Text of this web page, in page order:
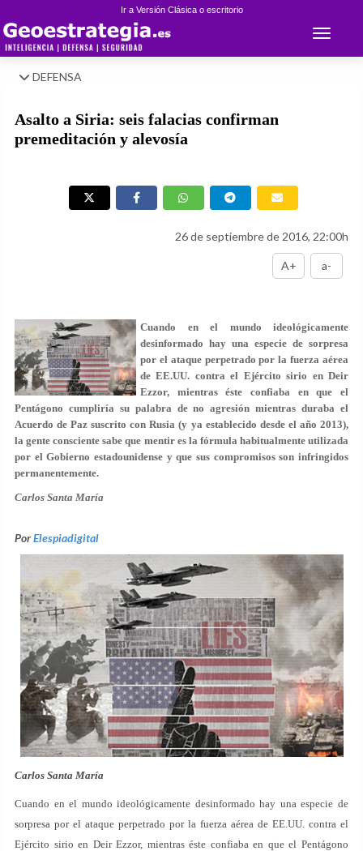
Ir a Versión Clásica o escritorio
Toggle
DEFENSA
Asalto a Siria: seis falacias confirman
premeditación y alevosía
26 de septiembre de 2016, 22:00h
A+ a-
Cuando en el mundo ideológicamente
desinformado hay una especie de sorpresa
por el ataque perpetrado por la fuerza aérea
de EE.UU. contra el Ejército sirio en Deir
Ezzor, mientras éste confiaba en que el
Pentágono cumpliría su palabra de no agresión mientras duraba el
Acuerdo de Paz suscrito con Rusia (y ya establecido desde el año 2013),
la gente consciente sabe que mentir es la fórmula habitualmente utilizada
por el Gobierno estadounidense y que sus compromisos son infringidos
permanentemente.
Carlos Santa María
PorElespiadigital
Carlos Santa María
Cuando en el mundo ideológicamente desinformado hay una especie de
sorpresa por el ataque perpetrado por la fuerza aérea de EE.UU. contra el
Ejército sirio en Deir Ezzor, mientras éste confiaba en que el Pentágono